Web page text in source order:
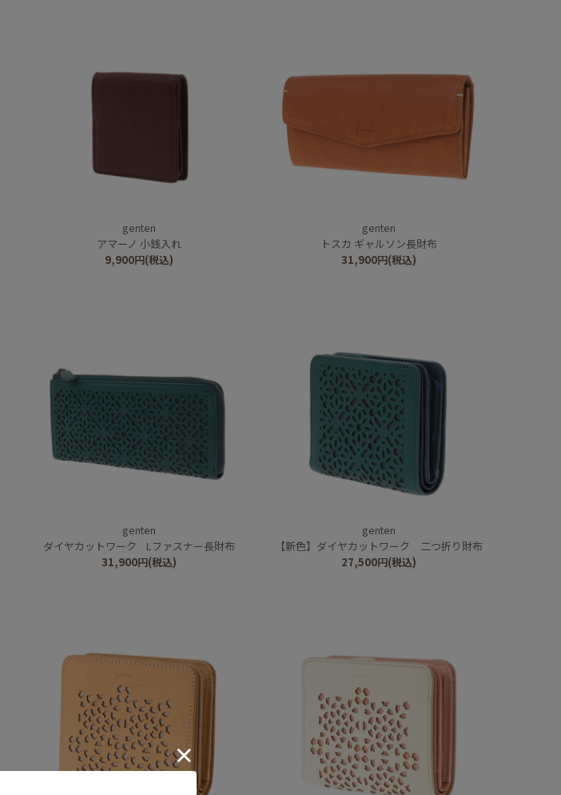
genten
アマーノ 小銭入れ
9,900円(税込)
genten
トスカ ギャルソン長財布
31,900円(税込)
genten
ダイヤカットワーク Lファスナー長財布
31,900円(税込)
genten
【新色】ダイヤカットワーク 二つ折り財布
27,500円(税込)